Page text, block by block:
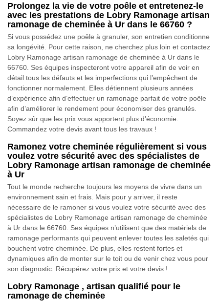
Prolongez la vie de votre poêle et entretenez-le
avec les prestations de Lobry Ramonage artisan
ramonage de cheminée à Ur dans le 66760 ?
Si vous possédez une poêle à granuler, son entretien conditionne
sa longévité. Pour cette raison, ne cherchez plus loin et contactez
Lobry Ramonage artisan ramonage de cheminée à Ur dans le
66760. Ses équipes inspecteront votre appareil afin de voir en
détail tous les défauts et les imperfections qui l’empêchent de
fonctionner normalement. Elles détiennent plusieurs années
d’expérience afin d’effectuer un ramonage parfait de votre poêle
afin d’améliorer le rendement pour économiser des granulés.
Soyez sûr que les prix vous apportent plus d’économie.
Commandez votre devis avant tous les travaux !
Ramonez votre cheminée régulièrement si vous
voulez votre sécurité avec des spécialistes de
Lobry Ramonage artisan ramonage de cheminée
à Ur
Tout le monde recherche toujours les moyens de vivre dans un
environnement sain et frais. Mais pour y arriver, il reste
nécessaire de le ramoner si vous voulez votre sécurité avec des
spécialistes de Lobry Ramonage artisan ramonage de cheminée
à Ur dans le 66760. Ses équipes n’utilisent que des matériels de
ramonage performants qui peuvent enlever toutes les saletés qui
bouchent votre cheminée. De plus, elles restent fortes et
dynamiques afin de monter sur le toit ou de venir chez vous pour
son diagnostic. Récupérez votre prix et votre devis !
Lobry Ramonage , artisan qualifié pour le
ramonage de cheminée